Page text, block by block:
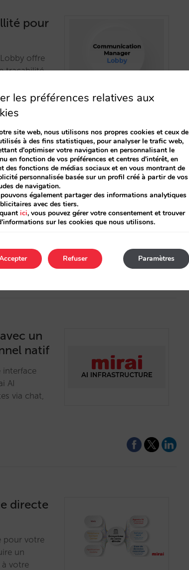
pour
offre
traçabilité
de
Une
et vente
un
natif
interface
AI
via chat,
directe
pour votre
un
votre
les préférences relatives aux
site web, nous utilisons nos propres cookies et ceux de
à des fins statistiques, pour analyser le trafic web,
d'optimiser votre navigation en personnalisant le
en fonction de vos préférences et centres d'intérêt, en
des fonctions de médias sociaux et en vous montrant de
personnalisée basée sur un profil créé à partir de vos
de navigation.
également partager des informations analytiques
avec des tiers.
ici, vous pouvez gérer votre consentement et trouver
sur les cookies que nous utilisons.
Paramètres
Refuser